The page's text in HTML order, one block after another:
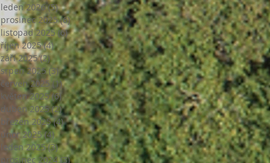
leden 2026 (5)5 příspěvků
prosinec 2025 (6) 6 příspěvků
listopad 2025 (6)6 příspěvků
říjen 2025 (4)4 příspěvky
září 2025 (2)2 příspěvky
srpen 2025 (3)3 příspěvky
červen 2025 (1)1 příspěvek
květen 2025 (6)6 příspěvků
duben 2025 (2)2 příspěvky
březen 2025 (4)4 příspěvky
únor 2025 (4)4 příspěvky
leden 2025 (3)3 příspěvky
prosinec 2024 (3)3 příspěvky